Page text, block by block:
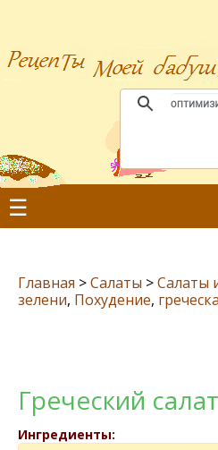
☰
Главная >Салаты >Салаты
зелени, Похудение,
Грeчeский салат
Ингредиенты: